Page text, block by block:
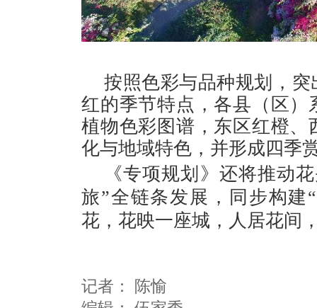
按照色彩与品种规划，
红的季节特点，各县（区
植物色彩图谱，东区红橙
化与地域特色，并形成四季
《专项规划》还将推动
旅”全链条发展，同步构建
花，花映一座城，人居花间
记者：
陈愉